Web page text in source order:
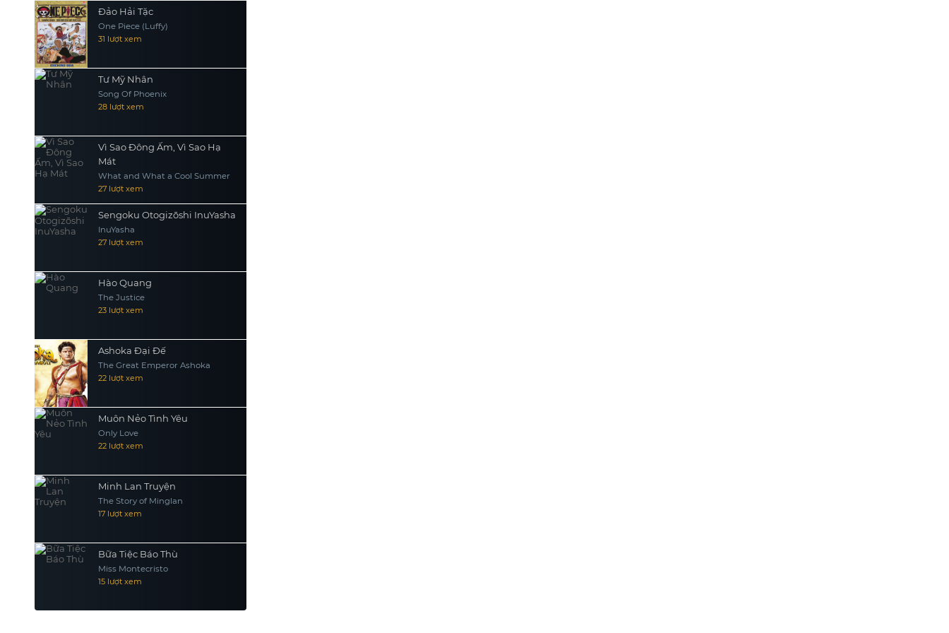
Đảo Hải Tặc
One Piece (Luffy)
31 lượt xem
Tư Mỹ Nhân
Song Of Phoenix
28 lượt xem
Vì Sao Đông Ấm, Vì Sao Hạ
Mát
What and What a Cool Summer
27 lượt xem
Sengoku Otogizōshi InuYasha
InuYasha
27 lượt xem
Hào Quang
The Justice
23 lượt xem
Ashoka Đại Đế
The Great Emperor Ashoka
22 lượt xem
Muôn Nẻo Tình Yêu
Only Love
22 lượt xem
Minh Lan Truyện
The Story of Minglan
17 lượt xem
Bữa Tiệc Báo Thù
Miss Montecristo
15 lượt xem